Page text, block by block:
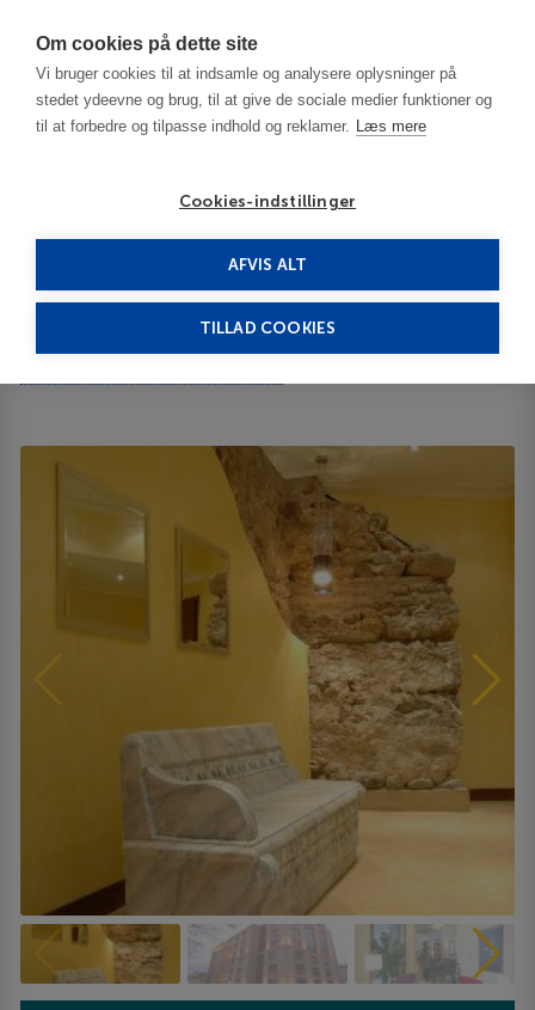
Om cookies på dette site
Vi bruger cookies til at indsamle og analysere oplysninger på
stedet ydeevne og brug, til at give de sociale medier funktioner og
til at forbedre og tilpasse indhold og reklamer. Læs mere
Cookies-indstillinger
AFVIS ALT
TILLAD COOKIES
Arena Di Serdica 5*****
Arena Di Serdica